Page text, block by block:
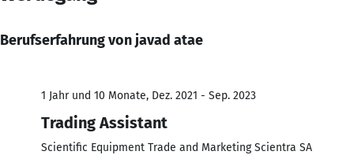
Berufserfahrung von javad atae
1 Jahr und 10 Monate, Dez. 2021 - Sep. 2023
Trading Assistant
Scientific Equipment Trade and Marketing Scientra SA